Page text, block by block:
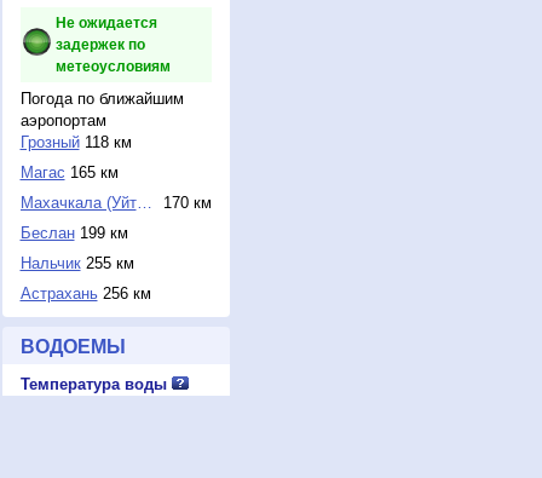
Не ожидается
задержек по
метеоусловиям
Погода по ближайшим
аэропортам
Грозный118 км
Магас 165 км
Махачкала (Уйташ)
170 км
Беслан199 км
Нальчик255 км
Астрахань256 км
ВОДОЕМЫ
Температура воды